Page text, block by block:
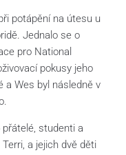
potápění na útesu u
Jednalo se o
pro National
pokusy jeho
a Wes byl následně v
studenti a
a jejich dvě děti